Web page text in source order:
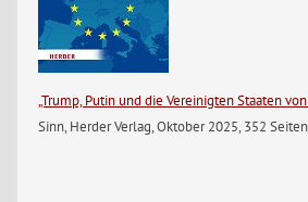
„Trump, Putin und die Vereinigten Staaten von
Sinn, Herder Verlag, Oktober 2025, 352